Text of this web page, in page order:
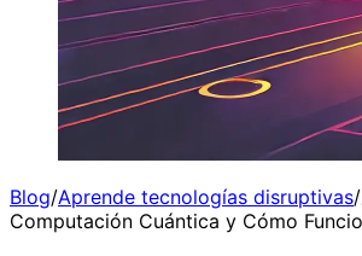
Blog/Aprende tecnologías disruptivas/
Computación Cuántica y Cómo